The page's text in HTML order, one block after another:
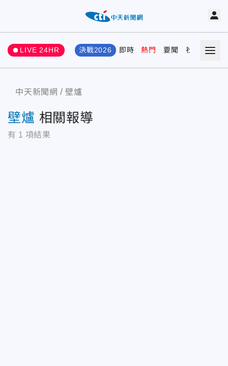
LIVE 24HR 決戰2026 即時 熱門 要聞 社會 娛樂
中天新聞網 壁爐
壁爐 相關報導
有 1 項結果